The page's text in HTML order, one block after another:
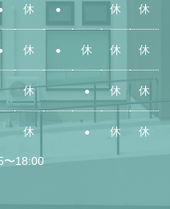
休 ● 休 休
休 ● 休 休 休
休 ● 休 休
休 ● 休 休
〜18:00